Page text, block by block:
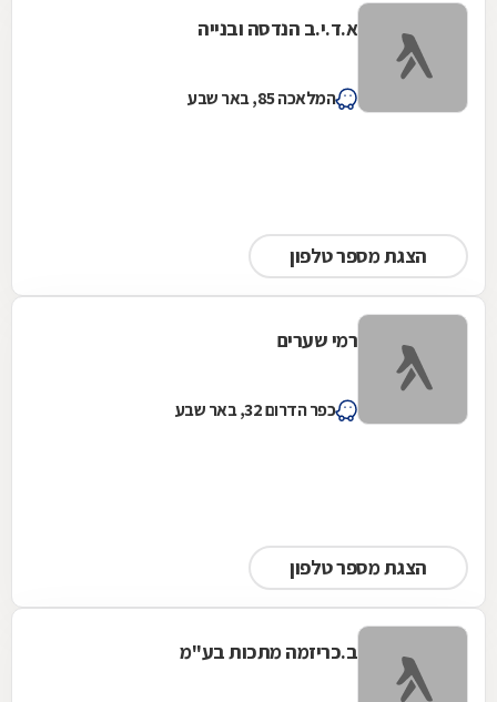
א.ד.י.ב הנדסה ובנייה
המלאכה 85, באר שבע
הצגת מספר טלפון
רמי שערים
כפר הדרום 32, באר שבע
הצגת מספר טלפון
ב.כריזמה מתכות בע''מ